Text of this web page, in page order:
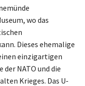
wo das
Dieses ehemalige
einzigartigen
NATO und die
Krieges. Das U-